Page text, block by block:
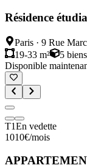
Résidence
Paris · 9 Rue
19-33 m²
5 biens
Disponible
T1En vedette
1010€/mois